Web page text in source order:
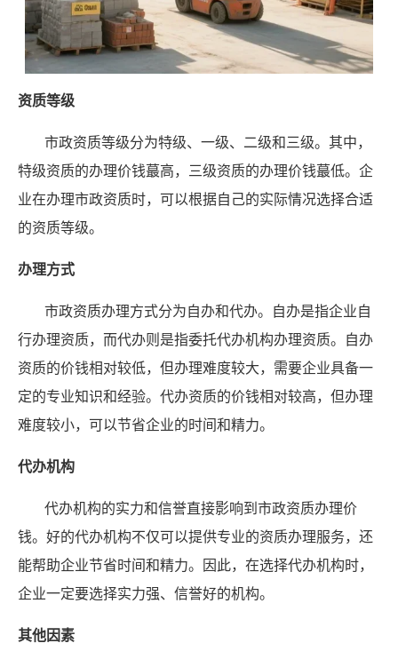
资质等级
市政资质等级分为特级、一级、二级和三级。其中，
特级资质的办理价钱蕞高，三级资质的办理价钱蕞低。企
业在办理市政资质时，可以根据自己的实际情况选择合适
的资质等级。
办理方式
市政资质办理方式分为自办和代办。自办是指企业自
行办理资质，而代办则是指委托代办机构办理资质。自办
资质的价钱相对较低，但办理难度较大，需要企业具备一
定的专业知识和经验。代办资质的价钱相对较高，但办理
难度较小，可以节省企业的时间和精力。
代办机构
代办机构的实力和信誉直接影响到市政资质办理价
钱。好的代办机构不仅可以提供专业的资质办理服务，还
能帮助企业节省时间和精力。因此，在选择代办机构时，
企业一定要选择实力强、信誉好的机构。
其他因素